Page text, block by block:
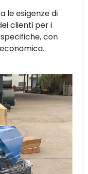
le esigenze di
clienti per i
con